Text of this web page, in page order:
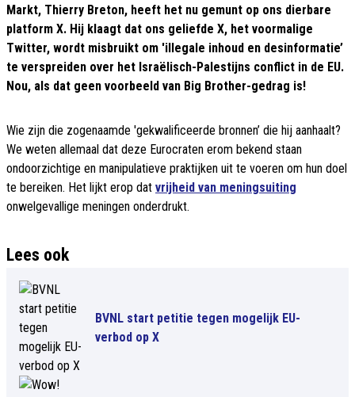
Markt, Thierry Breton, heeft het nu gemunt op ons dierbare
platform X. Hij klaagt dat ons geliefde X, het voormalige
Twitter, wordt misbruikt om 'illegale inhoud en desinformatie’
te verspreiden over het Israëlisch-Palestijns conflict in de EU.
Nou, als dat geen voorbeeld van Big Brother-gedrag is!
Wie zijn die zogenaamde 'gekwalificeerde bronnen’ die hij aanhaalt?
We weten allemaal dat deze Eurocraten erom bekend staan
ondoorzichtige en manipulatieve praktijken uit te voeren om hun doel
te bereiken. Het lijkt erop dat vrijheid van meningsuiting
onwelgevallige meningen onderdrukt.
Lees ook
BVNL start petitie tegen mogelijk EU-
verbod op X